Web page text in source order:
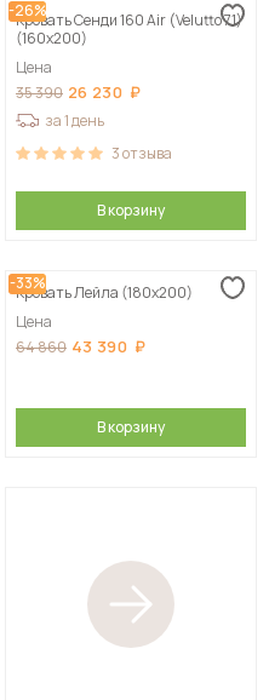
-26%
Кровать Сенди 160 Air (Velutto 71)
(160х200)
Цена
35 390 26 230
за 1 день
3отзыва
В корзину
-33%
Кровать Лейла (180х200)
Цена
64 860 43 390
В корзину